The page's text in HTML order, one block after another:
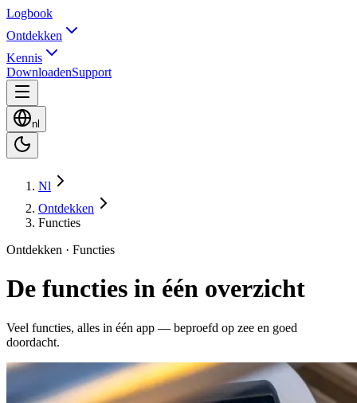
Logbook
Ontdekken
Kennis
DownloadenSupport
nl
Nl
Ontdekken
Functies
Ontdekken · Functies
De functies in één overzicht
Veel functies, alles in één app — beproefd op zee en goed
doordacht.